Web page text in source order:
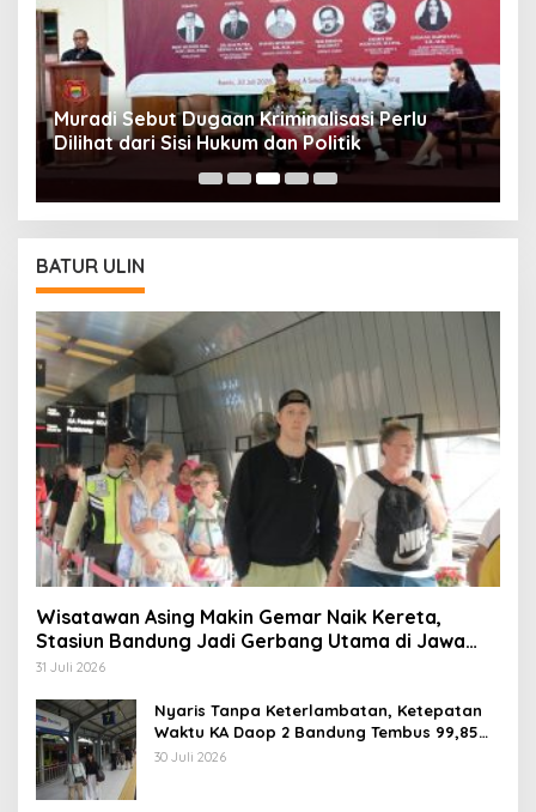
Muradi Sebut Dugaan Kriminalisasi Perlu
Dilihat dari Sisi Hukum dan Politik
BATUR ULIN
Wisatawan Asing Makin Gemar Naik Kereta,
Stasiun Bandung Jadi Gerbang Utama di Jawa
Barat
31 Juli 2026
Nyaris Tanpa Keterlambatan, Ketepatan
Waktu KA Daop 2 Bandung Tembus 99,85
Persen
30 Juli 2026